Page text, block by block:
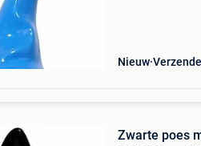
Nieuw
Zwarte poes